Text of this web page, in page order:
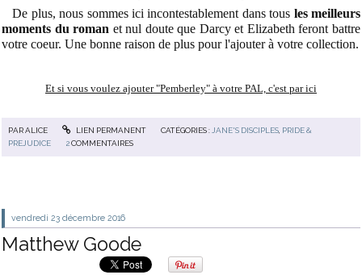
De plus, nous sommes ici incontestablement dans tous les meilleurs
moments du roman et nul doute que Darcy et Elizabeth feront battre
votre coeur. Une bonne raison de plus pour l'ajouter à votre collection.
Et si vous voulez ajouter "Pemberley" à votre PAL, c'est par ici
PARALICE LIEN PERMANENT CATÉGORIES : JANE'S DISCIPLES PRIDE &
PREJUDICE
2 COMMENTAIRES
vendredi 23 décembre 2016
Matthew Goode